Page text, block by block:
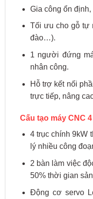
Gia công ổn
Tối ưu cho gỗ tự
đào…).
1 người đứng
nhân công.
Hỗ trợ kết nối
trực tiếp, nâng
Cấu tạo máy CNC
4 trục chính 9kW
lý nhiều công
2 bàn làm việc
50% thời gian
Động cơ servo